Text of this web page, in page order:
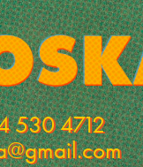
530 4712